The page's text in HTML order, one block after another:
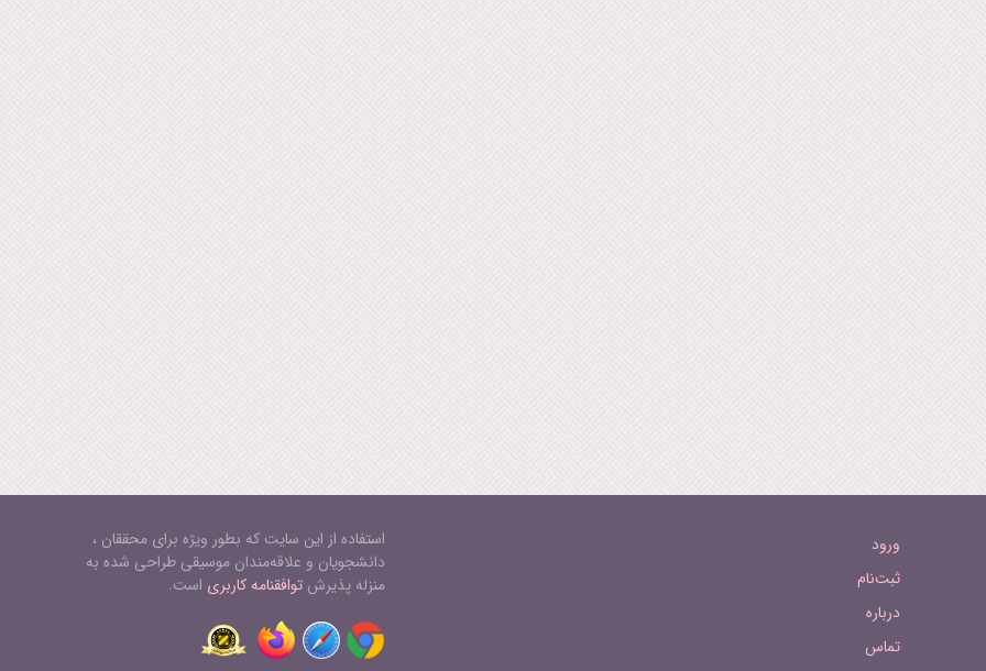
ورود
ثبت‌نام
درباره
تماس
استفاده از این سایت که بطور ویژه برای محققان ،
دانشجویان و علاقه‌مندان موسیقی طراحی شده به
منزله پذیرشتوافقنامه کاربری است.